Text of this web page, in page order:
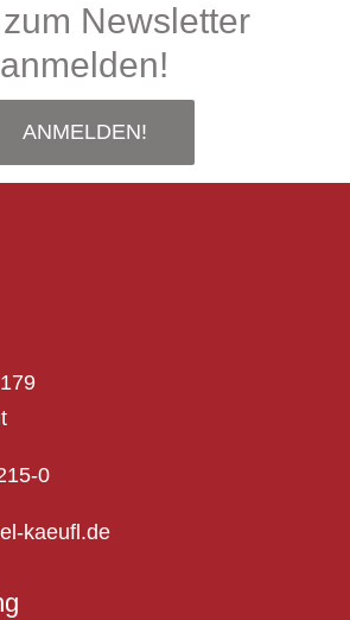
Newsletter
anmelden!
ANMELDEN!
0
kaeufl.de